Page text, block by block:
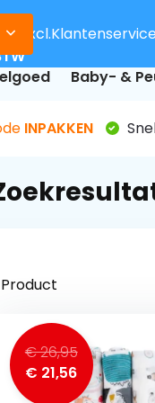
Incl.
Excl.
Baby- &
INPAKKEN
Product
€ 26,95
€ 21,56